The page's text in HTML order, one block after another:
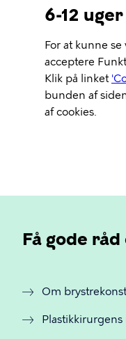
6-12
Video
Url
For at kunne
acceptere
Klik på linket
bunden af
af cookies.
Få gode
Om